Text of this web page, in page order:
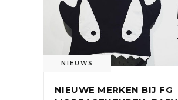
NIEUWS
NIEUWE MERKEN BIJ FG